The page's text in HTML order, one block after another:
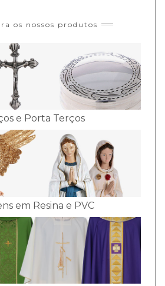
os nossos produtos
e Porta Terços
em Resina e PVC